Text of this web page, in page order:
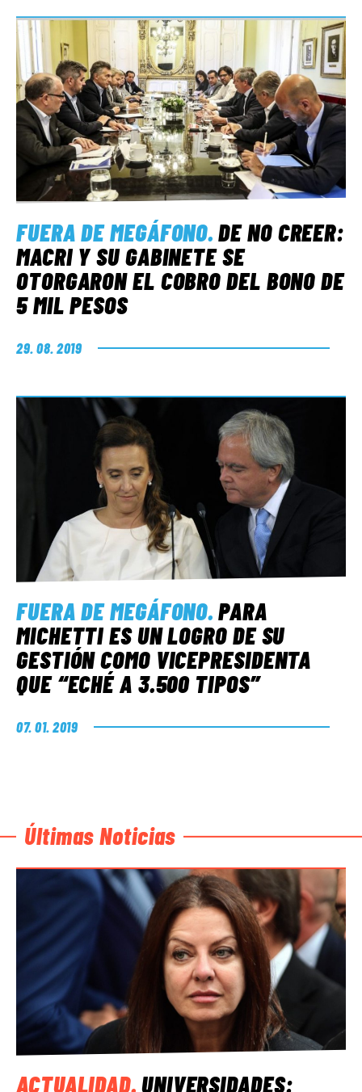
FUERA DE MEGÁFONO. DE NO CREER:
MACRI Y SU GABINETE SE
OTORGARON EL COBRO DEL BONO DE
5 MIL PESOS
29. 08. 2019
FUERA DE MEGÁFONO. PARA
MICHETTI ES UN LOGRO DE SU
GESTIÓN COMO VICEPRESIDENTA
QUE “ECHÉ A 3.500 TIPOS”
07. 01. 2019
Últimas Noticias
ACTUALIDAD.UNIVERSIDADES: